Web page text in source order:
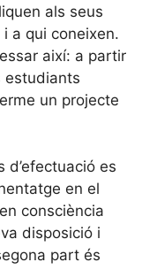
als seus
a qui coneixen.
així: a partir
estudiants
un projecte
es
en el
consciència
disposició i
part és